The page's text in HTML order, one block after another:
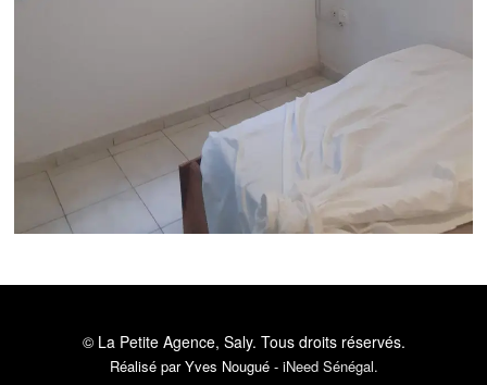
© La Petite Agence, Saly. Tous droits réservés.
Réalisé par Yves Nougué - iNeed Sénégal.